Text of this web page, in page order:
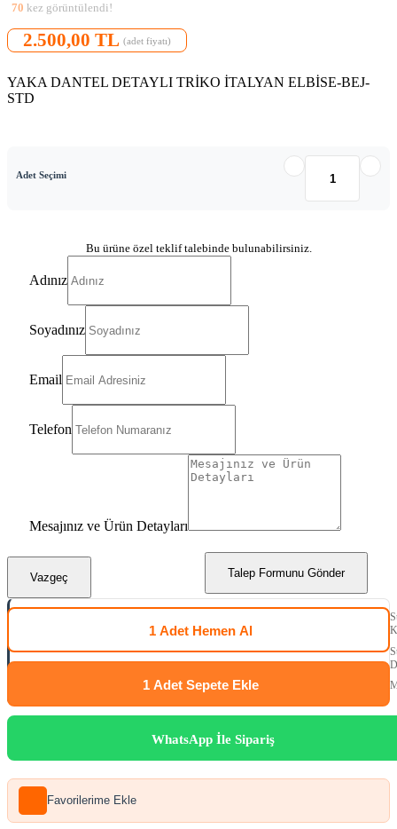
70 kez görüntülendi!
2.500,00 TL (adet fiyatı)
YAKA DANTEL DETAYLI TRİKO İTALYAN ELBİSE-BEJ-
STD
Adet Seçimi
Bu ürüne özel teklif talebinde bulunabilirsiniz.
Adınız
Soyadınız
Email
Telefon
Mesajınız ve Ürün Detayları
Talep Formunu Gönder
Vazgeç
1 Adet Hemen Al
1 Adet Sepete Ekle
WhatsApp İle Sipariş
Favorilerime Ekle